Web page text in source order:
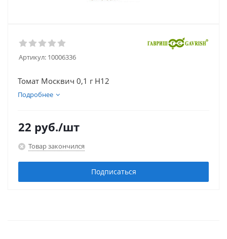
Артикул: 10006336
Томат Москвич 0,1 г Н12
Подробнее
22 руб./шт
Товар закончился
Подписаться